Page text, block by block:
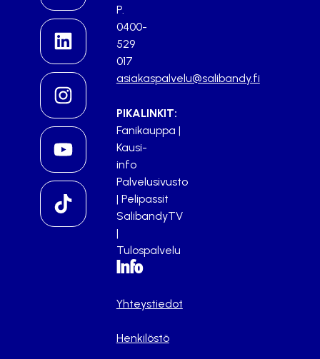
P.
0400-
529
017
asiakaspalvelu@salibandy.fi
PIKALINKIT:
Fanikauppa |
Kausi-
info
Palvelusivusto
| Pelipassit
SalibandyTV
|
Tulospalvelu
Info
Yhteystiedot
Henkilöstö